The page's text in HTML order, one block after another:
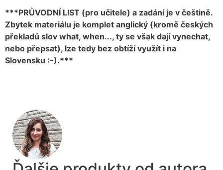
***PRŮVODNÍ LIST (pro učitele) a zadání je v češtině.
Zbytek materiálu je komplet anglický (kromě českých
překladů slov what, when..., ty se však dají vynechat,
nebo přepsat), lze tedy bez obtíží využít i na
Slovensku :-).***